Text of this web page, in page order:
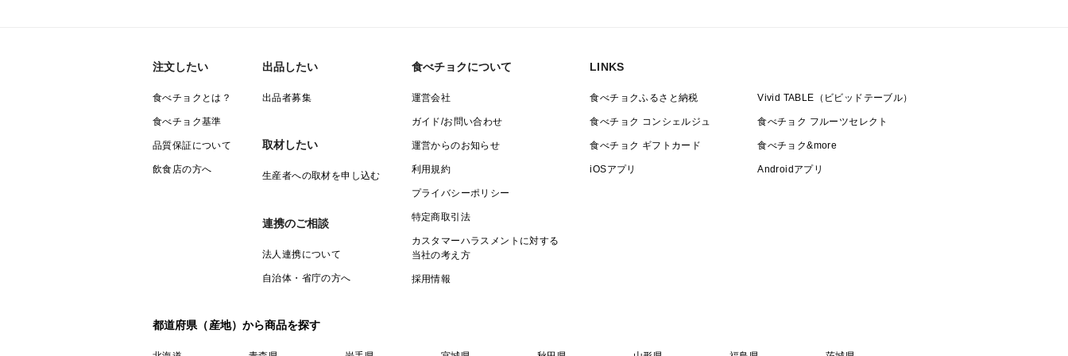
・18:00～20:00
※クール便にて発送となります。届き次第冷蔵庫での保管をお願い致します。
※沖縄からの発送となりますので、到着が約2～3日程かかります。
■商品について
注文したい
食べチョクとは？
食べチョク基準
品質保証について
飲食店の方へ
出品したい
出品者募集
取材したい
生産者への取材を申し込む
連携のご相談
法人連携について
自治体・省庁の方へ
食べチョクについて
運営会社
ガイド/お問い合わせ
運営からのお知らせ
利用規約
プライバシーポリシー
特定商取引法
カスタマーハラスメントに対する
当社の考え方
採用情報
LINKS
食べチョクふるさと納税 Vivid TABLE（ビビッドテーブル）
食べチョク コンシェルジュ 食べチョク フルーツセレクト
食べチョク ギフトカード 食べチョク&more
iOSアプリ Androidアプリ
都道府県（産地）から商品を探す